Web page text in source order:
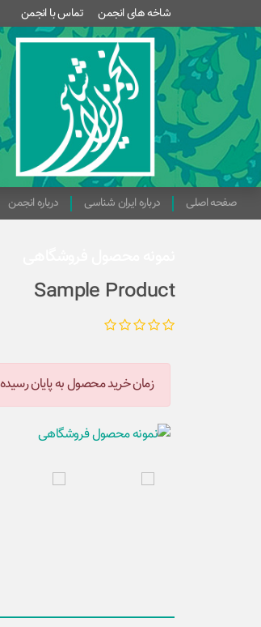
شاخه های انجمن تماس با انجمن
صفحه اصلی درباره ایران شناسی درباره انجمن
Sample Product
زمان خرید محصول به پایان